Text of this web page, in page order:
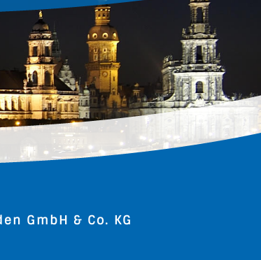
GmbH & Co. KG